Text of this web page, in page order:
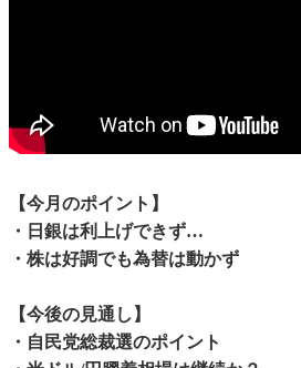
【今月のポイント】
・日銀は利上げできず…
・株は好調でも為替は動かず
【今後の見通し】
・自民党総裁選のポイント